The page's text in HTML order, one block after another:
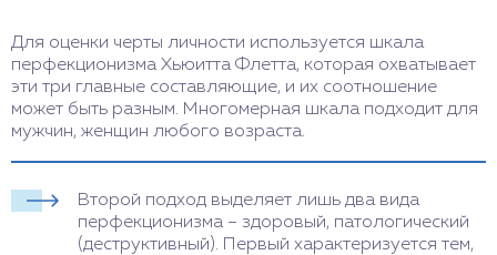
Для оценки черты личности используется шкала
перфекционизма Хьюитта Флетта, которая охватывает
эти три главные составляющие, и их соотношение
может быть разным. Многомерная шкала подходит для
мужчин, женщин любого возраста.
Второй подход выделяет лишь два вида
перфекционизма – здоровый, патологический
(деструктивный). Первый характеризуется тем,